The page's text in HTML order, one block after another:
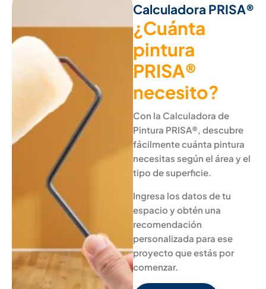
Calculadora PRISA®
¿Cuánta
pintura
PRISA®
necesito?
Con la Calculadora de
Pintura PRISA®, descubre
fácilmente cuánta pintura
necesitas según el área y el
tipo de superficie.
Ingresa los datos de tu
espacio y obtén una
recomendación
personalizada para ese
proyecto que estás por
comenzar.